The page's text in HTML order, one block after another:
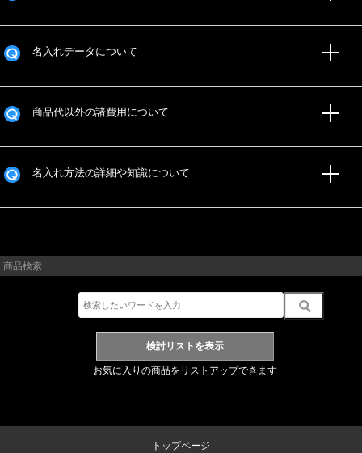
名入れデータについて
商品代以外の諸費用について
名入れ方法の詳細や知識について
商品検索
お気に入りの商品をリストアップできます
トップページ